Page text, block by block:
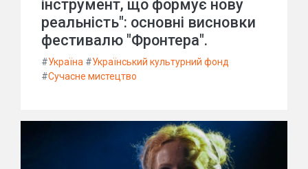
інструмент, що формує нову
реальність": основні висновки
фестивалю "Фронтера".
#Україна #Український культурний фонд
#Сучасне мистецтво